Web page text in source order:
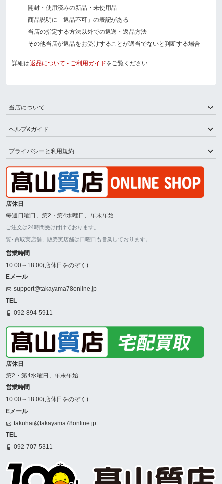
開封・使用済みの新品・未使用品
商品説明に「返品不可」の表記がある
当店の指定する方法以外での返送・返品方法
その他当店が返品をお受けすることが適当でないと判断する場合
詳細は返品について - ご利用ガイドをご覧ください
当店について
ヘルプ&ガイド
プライバシーと利用規約
店休日
毎週日曜日、第2・第4水曜日、年末年始
ご注文は24時間受け付けております。
質･買取実店舗、販売実店舗は日曜日も営業しております。
営業時間
10:00～18:00(店休日をのぞく)
Eメール
support@takayama78online.jp
TEL
092-894-5911
店休日
第2・第4水曜日、年末年始
営業時間
10:00～18:00(店休日をのぞく)
Eメール
takuhai@takayama78online.jp
TEL
092-707-5311